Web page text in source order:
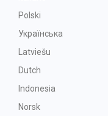
Polski
Українська
Latviešu
Dutch
Indonesia
Norsk